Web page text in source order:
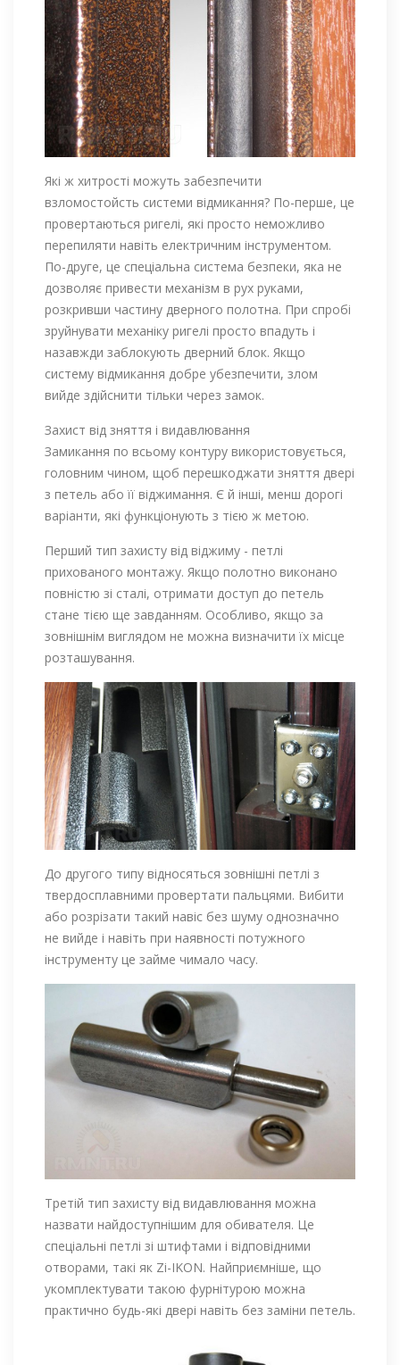
Які ж хитрості можуть забезпечити
взломостойсть системи відмикання? По-перше, це
провертаються ригелі, які просто неможливо
перепиляти навіть електричним інструментом.
По-друге, це спеціальна система безпеки, яка не
дозволяє привести механізм в рух руками,
розкривши частину дверного полотна. При спробі
зруйнувати механіку ригелі просто впадуть і
назавжди заблокують дверний блок. Якщо
систему відмикання добре убезпечити, злом
вийде здійснити тільки через замок.
Захист від зняття і видавлювання
Замикання по всьому контуру використовується,
головним чином, щоб перешкоджати зняття двері
з петель або її віджимання. Є й інші, менш дорогі
варіанти, які функціонують з тією ж метою.
Перший тип захисту від віджиму - петлі
прихованого монтажу. Якщо полотно виконано
повністю зі сталі, отримати доступ до петель
стане тією ще завданням. Особливо, якщо за
зовнішнім виглядом не можна визначити їх місце
розташування.
До другого типу відносяться зовнішні петлі з
твердосплавними провертати пальцями. Вибити
або розрізати такий навіс без шуму однозначно
не вийде і навіть при наявності потужного
інструменту це займе чимало часу.
Третій тип захисту від видавлювання можна
назвати найдоступнішим для обивателя. Це
спеціальні петлі зі штифтами і відповідними
отворами, такі як Zi-IKON. Найприємніше, що
укомплектувати такою фурнітурою можна
практично будь-які двері навіть без заміни петель.